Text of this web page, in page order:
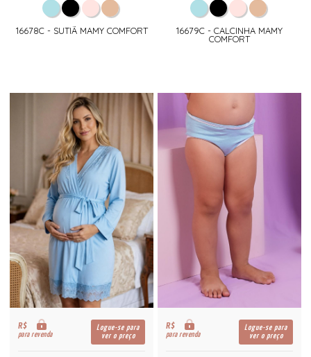
16678C - SUTIÃ MAMY COMFORT 16679C - CALCINHA MAMY
COMFORT
R$
para revenda
Logue-se para
ver o preço
R$
para revenda
Logue-se para
ver o preço